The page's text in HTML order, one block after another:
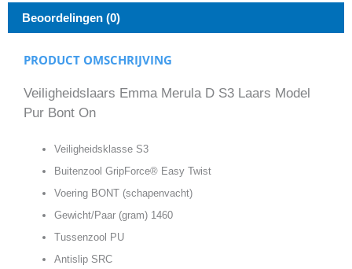
Beoordelingen (0)
PRODUCT OMSCHRIJVING
Veiligheidslaars Emma Merula D S3 Laars Model
Pur Bont On
Veiligheidsklasse S3
Buitenzool GripForce® Easy Twist
Voering BONT (schapenvacht)
Gewicht/Paar (gram) 1460
Tussenzool PU
Antislip SRC